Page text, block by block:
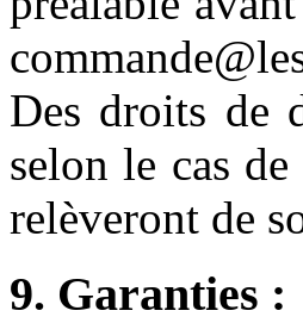
Des droits de
selon le cas
relèveront de
9. Garanties :